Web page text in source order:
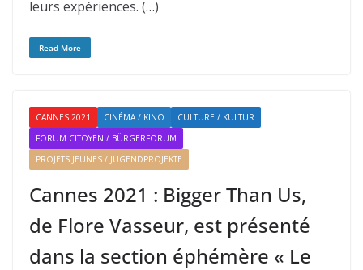
leurs expériences. (…)
Read More
CANNES 2021 CINÉMA / KINO
CULTURE / KULTUR
FORUM CITOYEN / BÜRGERFORUM
PROJETS JEUNES / JUGENDPROJEKTE
Cannes 2021 : Bigger Than Us,
de Flore Vasseur, est présenté
dans la section éphémère « Le